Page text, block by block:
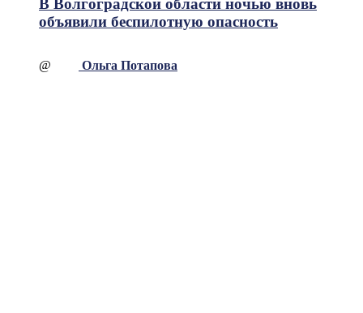
объявили беспилотную опасность
@ Ольга Потапова